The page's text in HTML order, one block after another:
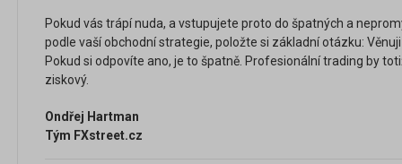
Pokud vás trápí nuda, a vstupujete proto do špatných a
podle vaší obchodní strategie, položte si základní otázku:
Pokud si odpovíte ano, je to špatně. Profesionální trading by
ziskový.
Ondřej Hartman
Tým FXstreet.cz